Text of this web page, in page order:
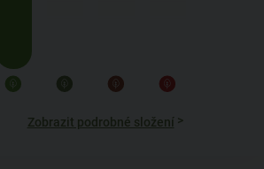
Zobrazit podrobné složení >